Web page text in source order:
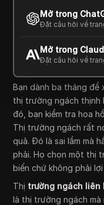
Mở trong
Đặt câu hỏi về
Mở trong
Đặt câu hỏi về
Savannah
16 Th06 2026
Copy Link
Bạn dành ba tháng để
thị trường ngách thịnh
đó, bạn kiểm tra hoa
Thị trường ngách rất
quả. Đó là sai lầm mà
phải. Họ chọn một thị
biến chứ không phải lợi
Thị trường ngách liên
là thị trường ngách